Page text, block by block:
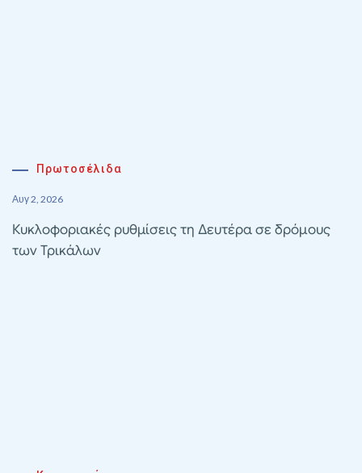
Πρωτοσέλιδα
Αυγ 2, 2026
Κυκλοφοριακές ρυθμίσεις τη Δευτέρα σε δρόμους
των Τρικάλων